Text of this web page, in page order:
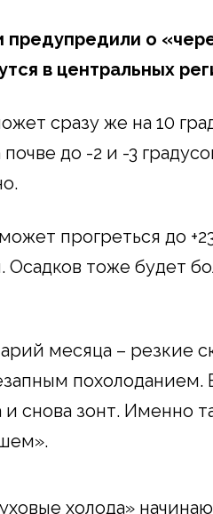
предупредили о
в центральных
сразу же на 10
до -2 и -3
прогреться до
Осадков тоже будет
месяца – резкие
похолоданием.
и снова зонт. Именно
холода»